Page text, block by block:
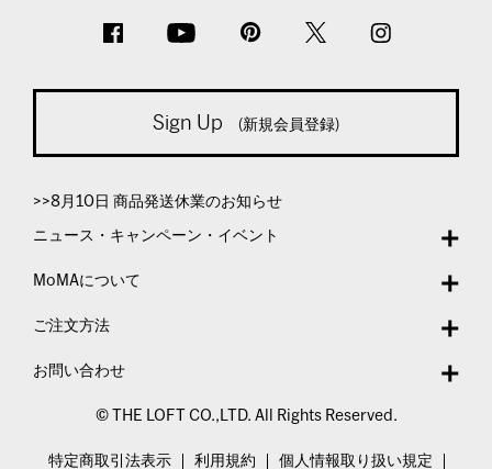
Sign Up (新規会員登録)
>>8月10日 商品発送休業のお知らせ
ニュース・キャンペーン・イベント
MoMAについて
ご注文方法
お問い合わせ
© THE LOFT CO.,LTD. All Rights Reserved.
特定商取引法表示 利用規約 個人情報取り扱い規定